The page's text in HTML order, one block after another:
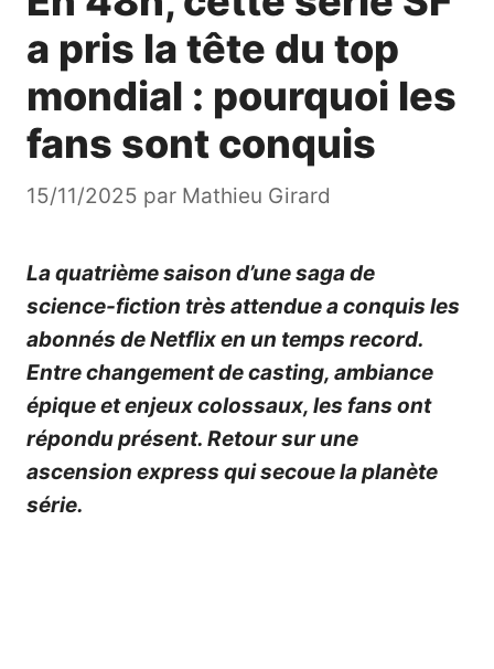
a pris la tête du top
mondial : pourquoi les
fans sont conquis
15/11/2025 par Mathieu Girard
La quatrième saison d’une saga de
science-fiction très attendue a conquis les
abonnés de Netflix en un temps record.
Entre changement de casting, ambiance
épique et enjeux colossaux, les fans ont
répondu présent. Retour sur une
ascension express qui secoue la planète
série.